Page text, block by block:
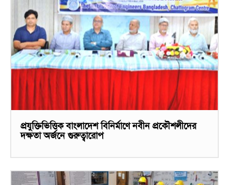
প্রযুক্তিভিত্তিক বাংলাদেশ বিনির্মাণে নবীন প্রকৌশলীদের
দক্ষতা অর্জনে গুরুত্বারোপ